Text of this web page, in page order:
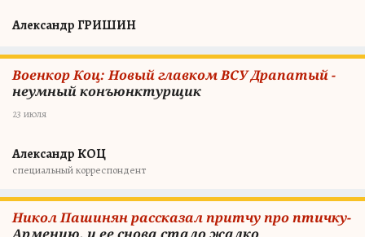
Александр ГРИШИН
Военкор Коц: Новый главком ВСУ Драпатый -
неумный конъюнктурщик
23 июля
Александр КОЦ
специальный корреспондент
Никол Пашинян рассказал притчу про птичку-